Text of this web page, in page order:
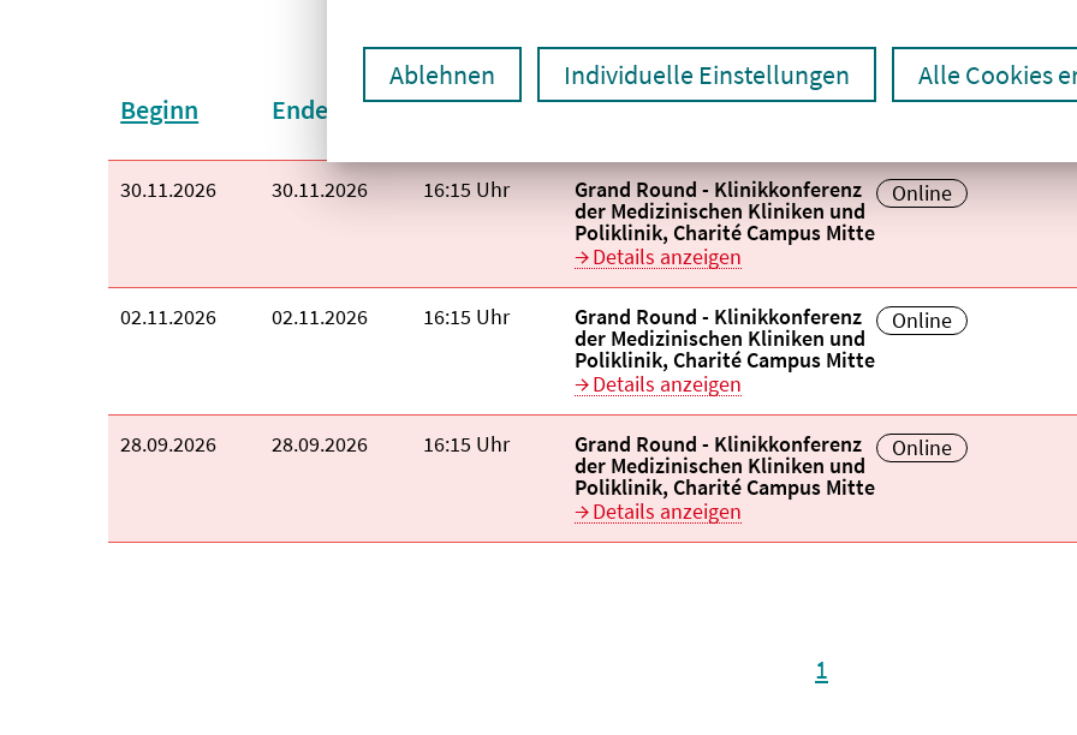
Ablehnen Individuelle Einstellungen Alle Cookies
Beginn Ende Uhrzeit Titel der Veranstaltung Veranstaltungsort
Beginn:
30.11.2026 Ende:
30.11.2026 Uhrzeit:
16:15 Uhr Veranstaltungstitel:
Grand Round - Klinikkonferenz
der Medizinischen Kliniken und
Poliklinik, Charité Campus Mitte
Details anzeigen
Veranstaltungsort:
Online
Beginn:
02.11.2026 Ende:
02.11.2026 Uhrzeit:
16:15 Uhr Veranstaltungstitel:
Grand Round - Klinikkonferenz
der Medizinischen Kliniken und
Poliklinik, Charité Campus Mitte
Details anzeigen
Veranstaltungsort:
Online
Beginn:
28.09.2026 Ende:
28.09.2026 Uhrzeit:
16:15 Uhr Veranstaltungstitel:
Grand Round - Klinikkonferenz
der Medizinischen Kliniken und
Poliklinik, Charité Campus Mitte
Details anzeigen
Veranstaltungsort:
Online
1